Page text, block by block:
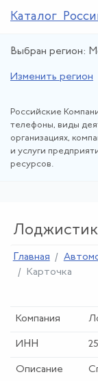
Каталог
Выбран регион:
Изменить регион
Российские
телефоны, виды
организациях,
и услуги
ресурсов.
Главная
Карточка
Компания
ИНН
Описание